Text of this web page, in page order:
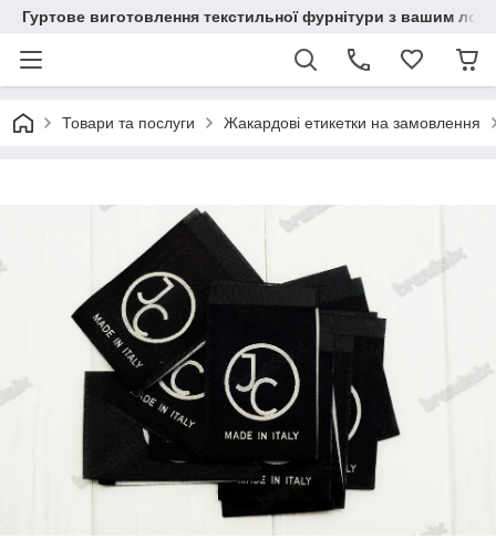
Гуртове виготовлення текстильної фурнітури з вашим
Товари та послуги Жакардові етикетки на замовлення